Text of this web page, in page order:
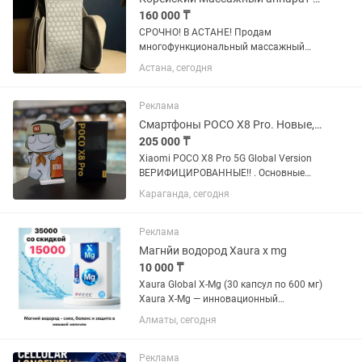
160 000 ₸
СРОЧНО! В АСТАНЕ! Продам
многофункциональный массажный
аппарат от фирмы Global, абсолютно
новый! Массажер переносной, можно
машине как накидка на сиденье (от...
Астана, сегодня
Реклама
Смартфоны POCO X8 Pro. Новые, оригинал. Гарантия 1 год. Караганда
205 000 ₸
Xiaomi POCO X8 Pro 5G Global Version
ВЕРИФИЦИРОВАННЫЕ!! . Основные
характеристики: - Экран: 6,59" AMOLED-
дисплей 1,5K, 120 Гц, сверхяркий -
Восьмиядерный CPU, до...
Караганда, сегодня
Реклама
Магнйи водород Xaura x mg
10 000 ₸
Xaura Global X-Mg (30 капсул по 600 мг)
Xaura X-Mg — инновационный
комплекс, где магний сочетается с
молекулярным водородом. Такое
восстановление энергии 🛡 мощная...
Алматы, сегодня
Реклама